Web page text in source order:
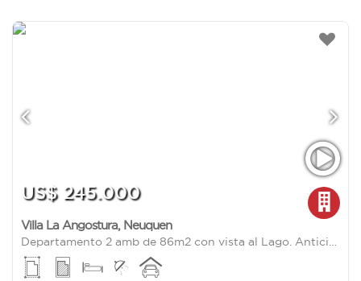
US$ 245.000
Villa La Angostura, Neuquen